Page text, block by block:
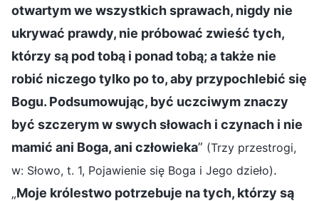
otwartym we wszystkich sprawach, nigdy nie
ukrywać prawdy, nie próbować zwieść tych,
którzy są pod tobą i ponad tobą; a także nie
robić niczego tylko po to, aby przypochlebić się
Bogu. Podsumowując, być uczciwym znaczy
być szczerym w swych słowach i czynach i nie
mamić ani Boga, ani człowieka” (Trzy przestrogi,
w: Słowo, t. 1, Pojawienie się Boga i Jego dzieło).
„Moje królestwo potrzebuje na tych, którzy są